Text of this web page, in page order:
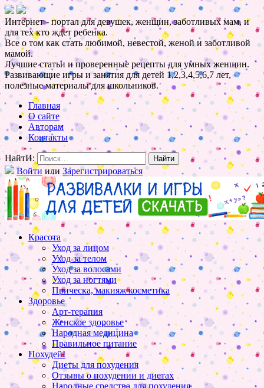
Интернет - портал для девушек, женщин, заботливых мам, и
для тех кто ждет ребенка.
Все о том как стать любимой, невестой, женой и заботливой
мамой.
Лучшие статьи и проверенные рецепты для умных женщин.
Развивающие игры и занятия для детей 1,2,3,4,5,6,7 лет,
полезные материалы для школьников.
Главная
О сайте
Авторам
Контакты
НайтИ:
Войти или Зарегистрироваться
Красота
Уход за лицом
Уход за телом
Уход за волосами
Уход за ногтями
Прическа, макияж косметика
Здоровье
Арт-терапия
Женское здоровье
Народная медицина
Правильное питание
Похудей!
Диеты для похудения
Отзывы о похудении и диетах
Народные средства для похудения